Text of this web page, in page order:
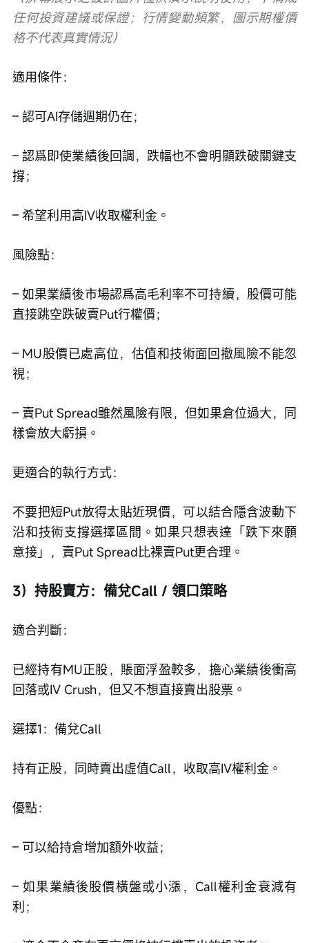
任何投資建議或保證；行情變動頻繁，圖示期權價
格不代表真實情況）
適用條件：
– 認可AI存儲週期仍在；
– 認爲即使業績後回調，跌幅也不會明顯跌破關鍵支
撐；
– 希望利用高IV收取權利金。
風險點：
– 如果業績後市場認爲高毛利率不可持續，股價可能
直接跳空跌破賣Put行權價；
– MU股價已處高位，估值和技術面回撤風險不能忽
視；
– 賣Put Spread雖然風險有限，但如果倉位過大，同
樣會放大虧損。
更適合的執行方式：
不要把短Put放得太貼近現價，可以結合隱含波動下
沿和技術支撐選擇區間。如果只想表達「跌下來願
意接」，賣Put Spread比裸賣Put更合理。
3）持股賣方：備兌Call / 領口策略
適合判斷：
已經持有MU正股，賬面浮盈較多，擔心業績後衝高
回落或IV Crush，但又不想直接賣出股票。
選擇1：備兌Call
持有正股，同時賣出虛值Call，收取高IV權利金。
優點：
– 可以給持倉增加額外收益；
– 如果業績後股價橫盤或小漲，Call權利金衰減有
利；